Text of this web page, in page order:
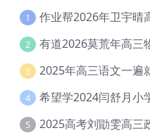
1
2
3
4
5